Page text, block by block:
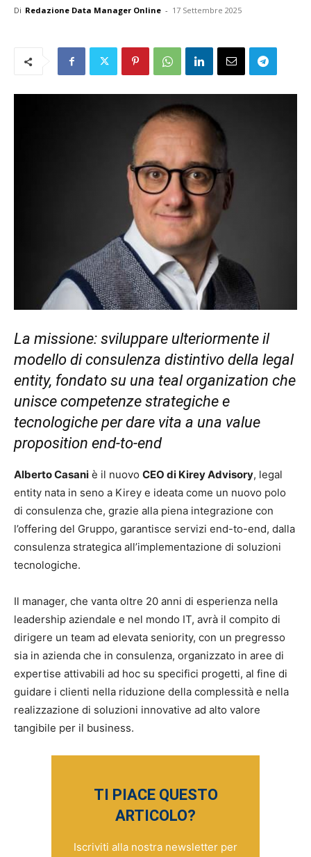
Di Redazione Data Manager Online - 17 Settembre 2025
La missione: sviluppare ulteriormente il
modello di consulenza distintivo della legal
entity, fondato su una teal organization che
unisce competenze strategiche e
tecnologiche per dare vita a una value
proposition end-to-end
Alberto Casani è il nuovo CEO di Kirey Advisory, legal
entity nata in seno a Kirey e ideata come un nuovo polo
di consulenza che, grazie alla piena integrazione con
l’offering del Gruppo, garantisce servizi end-to-end, dalla
consulenza strategica all’implementazione di soluzioni
tecnologiche.
Il manager, che vanta oltre 20 anni di esperienza nella
leadership aziendale e nel mondo IT, avrà il compito di
dirigere un team ad elevata seniority, con un pregresso
sia in azienda che in consulenza, organizzato in aree di
expertise attivabili ad hoc su specifici progetti, al fine di
guidare i clienti nella riduzione della complessità e nella
realizzazione di soluzioni innovative ad alto valore
tangibile per il business.
TI PIACE QUESTO
ARTICOLO?
Iscriviti alla nostra newsletter per